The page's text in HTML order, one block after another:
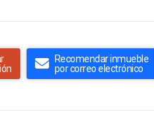
Recomendar inmueble
por correo electrónico